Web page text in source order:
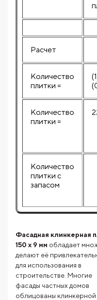
Расчет
Количество
плитки =
Количество
плитки =
Количество
плитки с
запасом
Фасадная клинкерная
150 x 9 мм обладает
делают её
для использования в
строительстве. Многие
фасады частных домов
облицованы клинкерной